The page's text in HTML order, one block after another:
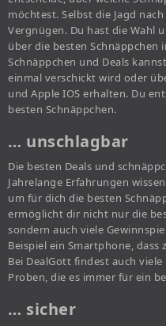
möchtest. Selbst die Jagd
Vergnügen. Du hast die Wahl
über die besten
Schnäppchen und Deals
einmal verschickt wird oder
und Apple IOS erhalten. Du
besten Schnäppchen.
… unschlagbar
Die besten Deals und
Jahrelange Erfahrungen
um für dich die besten
ermöglicht dir nicht nur die
sondern auch viele
Beispiel ein Smartphone, dass
Bei DealGott findest auch
Proben, die es immer für ein
… sicher